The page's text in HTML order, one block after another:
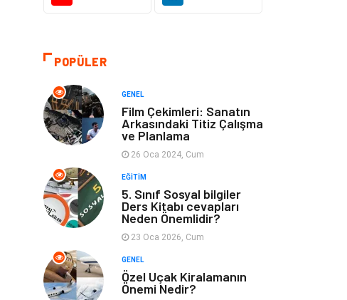
Makine
Keyif ve Hobi
Tatil Yeme İçme
Emlak
Bilgisayar &
Yazılım
Spor
İnternet
Eğlence
POPÜLER
GENEL
Film Çekimleri: Sanatın
Arkasındaki Titiz Çalışma
ve Planlama
26 Oca 2024, Cum
EĞITIM
5. Sınıf Sosyal bilgiler
Ders Kitabı cevapları
Neden Önemlidir?
23 Oca 2026, Cum
GENEL
Özel Uçak Kiralamanın
Önemi Nedir?